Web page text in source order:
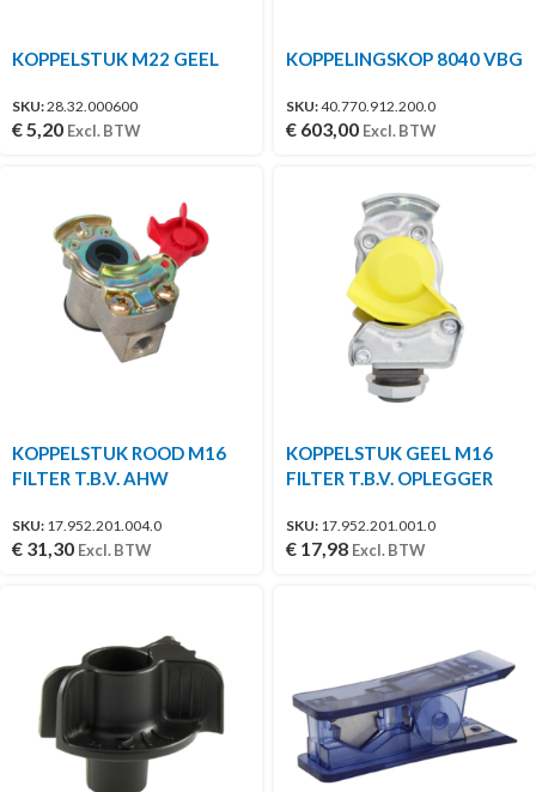
KOPPELSTUK M22 GEEL
SKU:28.32.000600
€ 5,20 Excl. BTW
KOPPELINGSKOP 8040 VBG
SKU:40.770.912.200.0
€ 603,00 Excl. BTW
KOPPELSTUK ROOD M16
FILTER T.B.V. AHW
SKU: 17.952.201.004.0
€ 31,30 Excl. BTW
KOPPELSTUK GEEL M16
FILTER T.B.V. OPLEGGER
SKU: 17.952.201.001.0
€ 17,98 Excl. BTW